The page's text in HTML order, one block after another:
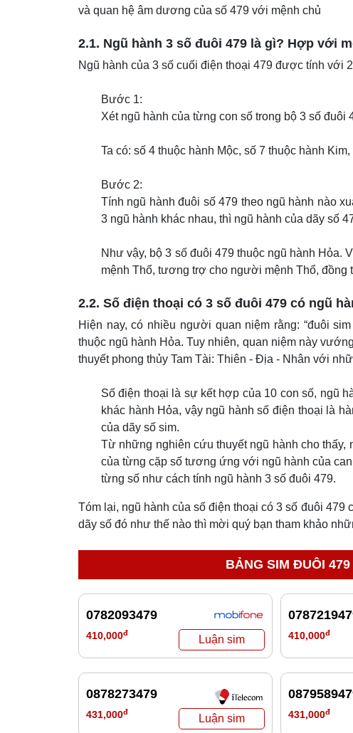
và quan hệ âm dương của số 479 với mệnh chủ
2.1. Ngũ hành 3 số đuôi 479 là gì? Hợp với
Ngũ hành của 3 số cuối điện thoại 479 được tính với
Bước 1:
Xét ngũ hành của từng con số trong bộ 3 số đuôi
Ta có: số 4 thuộc hành Mộc, số 7 thuộc hành
Bước 2:
Tính ngũ hành đuôi số 479 theo ngũ hành nào
3 ngũ hành khác nhau, thì ngũ hành của dãy số
Như vậy, bộ 3 số đuôi 479 thuộc ngũ hành
mệnh Thổ, tương trợ cho người mệnh Thổ,
2.2. Số điện thoại có 3 số đuôi 479 có ngũ
Hiện nay, có nhiều người quan niệm rằng: “đuôi
thuộc ngũ hành Hỏa. Tuy nhiên, quan niệm này
thuyết phong thủy Tam Tài: Thiên - Địa - Nhân với
Số điện thoại là sự kết hợp của 10 con số, ngũ
khác hành Hỏa, vậy ngũ hành số điện thoại là
của dãy số sim.
Từ những nghiên cứu thuyết ngũ hành cho
của từng cặp số tương ứng với ngũ hành của
từng số như cách tính ngũ hành 3 số đuôi 479.
Tóm lại, ngũ hành của số điện thoại có 3 số đuôi 479
dãy số đó như thế nào thì mời quý bạn tham khảo
BẢNG SIM ĐUÔI
0782093479
410,000đ 410,000đ
0878273479
431,000đ 431,000đ